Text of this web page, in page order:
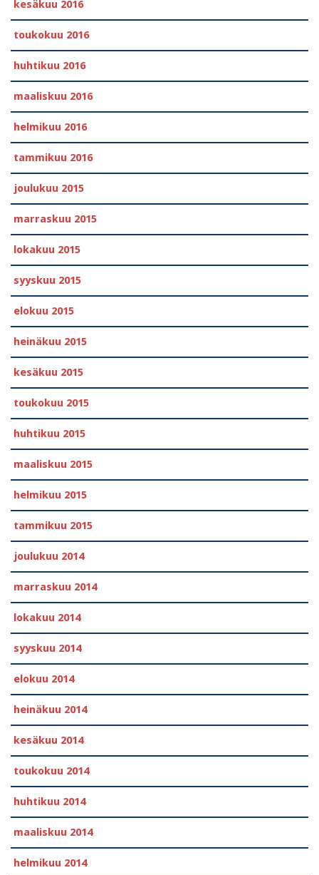
kesäkuu 2016
toukokuu 2016
huhtikuu 2016
maaliskuu 2016
helmikuu 2016
tammikuu 2016
joulukuu 2015
marraskuu 2015
lokakuu 2015
syyskuu 2015
elokuu 2015
heinäkuu 2015
kesäkuu 2015
toukokuu 2015
huhtikuu 2015
maaliskuu 2015
helmikuu 2015
tammikuu 2015
joulukuu 2014
marraskuu 2014
lokakuu 2014
syyskuu 2014
elokuu 2014
heinäkuu 2014
kesäkuu 2014
toukokuu 2014
huhtikuu 2014
maaliskuu 2014
helmikuu 2014